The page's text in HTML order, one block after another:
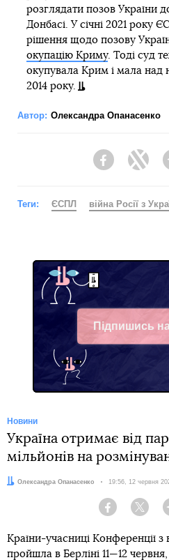
розглядати позов України
Донбасі. У січні 2021 року
рішення щодо позову
окупацію Криму. Тоді суд
окупувала Крим і мала над
2014 року.
Автор: Олександра Опанасенко
Facebook
Теги: ЄСПЛ війна Росії з
Підпишись
Telegram
Новини
Україна отримає від
мільйонів на
Автор:
Олександра Опанасенко Дата:
19:56, 12 червня
Facebook
Країни-учасниці Конференції з
пройшла в Берліні 11—12